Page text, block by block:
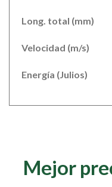
Long. total (mm)
Velocidad (m/s)
Energía (Julios)
Mejor